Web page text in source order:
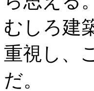
むしろ建
重視し、
だ。